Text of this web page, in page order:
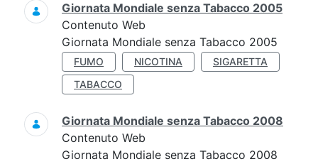
Giornata Mondiale senza Tabacco 2005
Contenuto Web
Giornata Mondiale senza Tabacco 2005
FUMO NICOTINA
SIGARETTA
TABACCO
Giornata Mondiale senza Tabacco 2008
Contenuto Web
Giornata Mondiale senza Tabacco 2008